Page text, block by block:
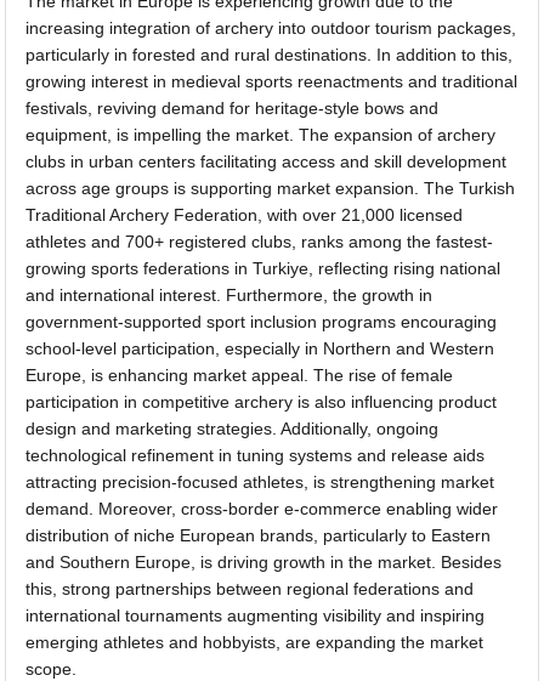
increasing integration of archery into outdoor tourism packages,
particularly in forested and rural destinations. In addition to this,
growing interest in medieval sports reenactments and traditional
festivals, reviving demand for heritage-style bows and
equipment, is impelling the market. The expansion of archery
clubs in urban centers facilitating access and skill development
across age groups is supporting market expansion. The Turkish
Traditional Archery Federation, with over 21,000 licensed
athletes and 700+ registered clubs, ranks among the fastest-
growing sports federations in Turkiye, reflecting rising national
and international interest. Furthermore, the growth in
government-supported sport inclusion programs encouraging
school-level participation, especially in Northern and Western
Europe, is enhancing market appeal. The rise of female
participation in competitive archery is also influencing product
design and marketing strategies. Additionally, ongoing
technological refinement in tuning systems and release aids
attracting precision-focused athletes, is strengthening market
demand. Moreover, cross-border e-commerce enabling wider
distribution of niche European brands, particularly to Eastern
and Southern Europe, is driving growth in the market. Besides
this, strong partnerships between regional federations and
international tournaments augmenting visibility and inspiring
emerging athletes and hobbyists, are expanding the market
scope.